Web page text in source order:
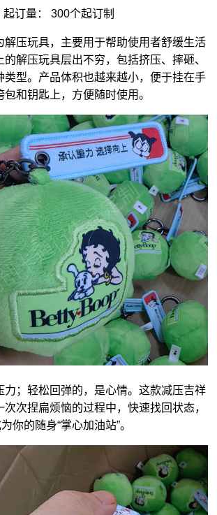
起订量： 300个起订制
解压玩具，主要用于帮助使用者舒缓生活
解压玩具层出不穷，包括挤压、摔砸、
类型。产品体积也越来越小，便于挂在手
包和钥匙上，方便随时使用。
力；轻松回弹的，是心情。这款减压吉祥
次捏扁烦恼的过程中，快速找回状态，
你的随身“掌心加油站”。